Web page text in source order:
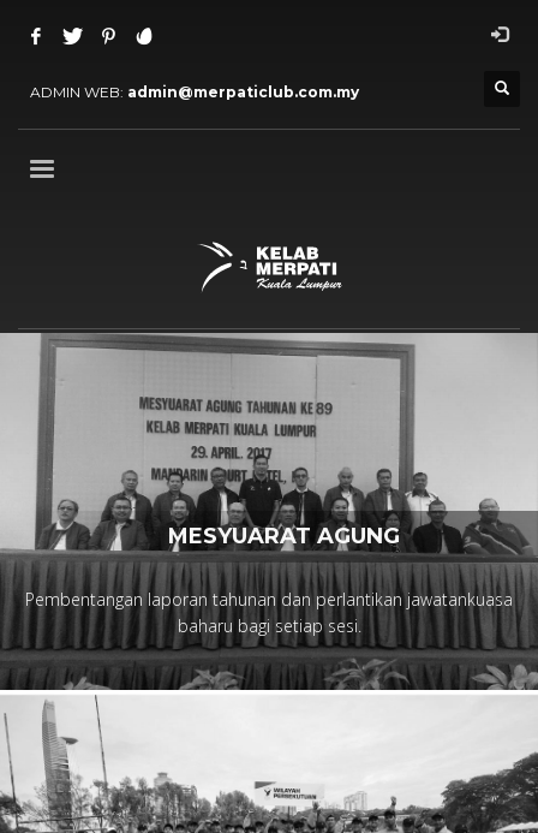
ADMIN WEB: admin@merpaticlub.com.my
MESYUARAT AGUNG
Pembentangan laporan tahunan dan perlantikan jawatankuasa
baharu bagi setiap sesi.